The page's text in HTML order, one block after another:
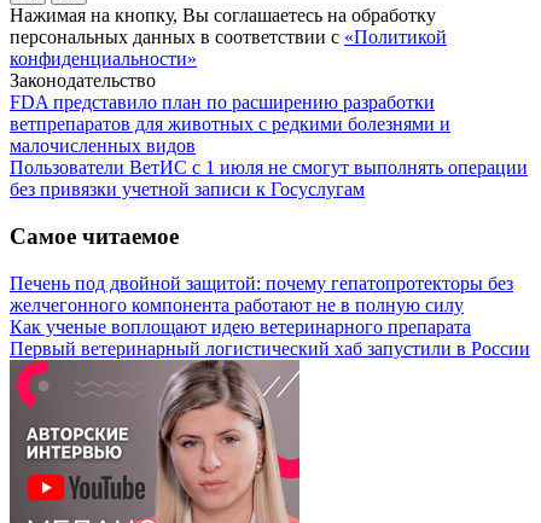
Нажимая на кнопку, Вы соглашаетесь на обработку
персональных данных в соответствии с «Политикой
конфиденциальности»
Законодательство
FDA представило план по расширению разработки
ветпрепаратов для животных с редкими болезнями и
малочисленных видов
Пользователи ВетИС с 1 июля не смогут выполнять операции
без привязки учетной записи к Госуслугам
Самое читаемое
Печень под двойной защитой: почему гепатопротекторы без
желчегонного компонента работают не в полную силу
Как ученые воплощают идею ветеринарного препарата
Первый ветеринарный логистический хаб запустили в России